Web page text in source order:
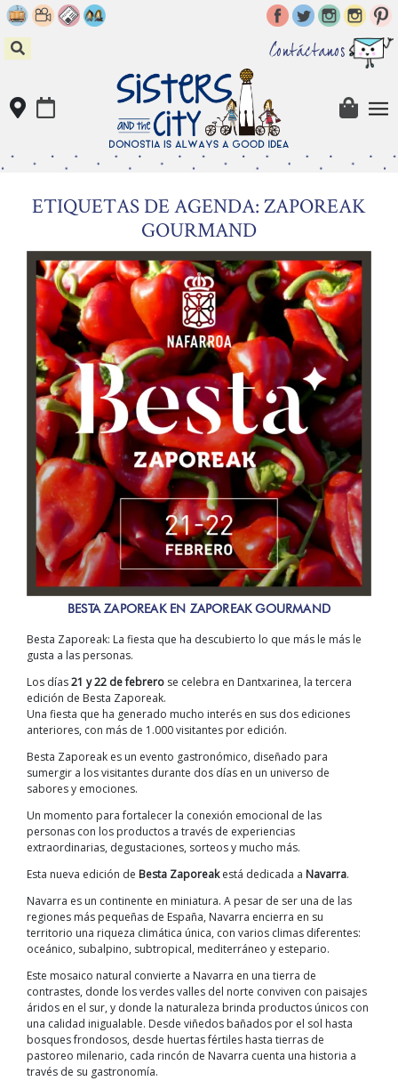
Skip
to
content
Contáctanos
ETIQUETAS DE AGENDA: ZAPOREAK
GOURMAND
BESTA ZAPOREAK EN ZAPOREAK GOURMAND
Besta Zaporeak: La fiesta que ha descubierto lo que más le más le
gusta a las personas.
Los días21 y 22 de febrero se celebra en Dantxarinea, la tercera
edición de Besta Zaporeak.
Una fiesta que ha generado mucho interés en sus dos ediciones
anteriores, con más de 1.000 visitantes por edición.
Besta Zaporeak es un evento gastronómico, diseñado para
sumergir a los visitantes durante dos días en un universo de
sabores y emociones.
Un momento para fortalecer la conexión emocional de las
personas con los productos a través de experiencias
extraordinarias, degustaciones, sorteos y mucho más.
Esta nueva edición de Besta Zaporeakestá dedicada a Navarra.
Navarra es un continente en miniatura. A pesar de ser una de las
regiones más pequeñas de España, Navarra encierra en su
territorio una riqueza climática única, con varios climas diferentes:
oceánico, subalpino, subtropical, mediterráneo y estepario.
Este mosaico natural convierte a Navarra en una tierra de
contrastes, donde los verdes valles del norte conviven con paisajes
áridos en el sur, y donde la naturaleza brinda productos únicos con
una calidad inigualable. Desde viñedos bañados por el sol hasta
bosques frondosos, desde huertas fértiles hasta tierras de
pastoreo milenario, cada rincón de Navarra cuenta una historia a
través de su gastronomía.